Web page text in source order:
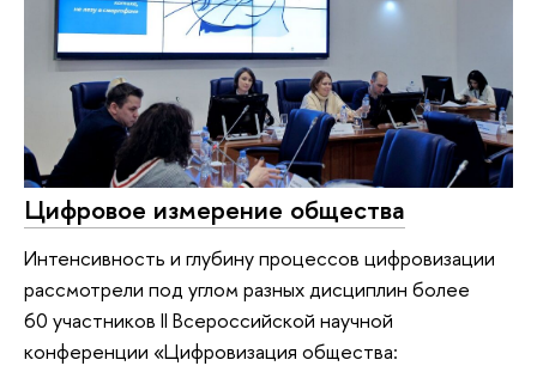
Цифровое измерение общества
Интенсивность и глубину процессов цифровизации
рассмотрели под углом разных дисциплин более
60 участников II Всероссийской научной
конференции «Цифровизация общества: